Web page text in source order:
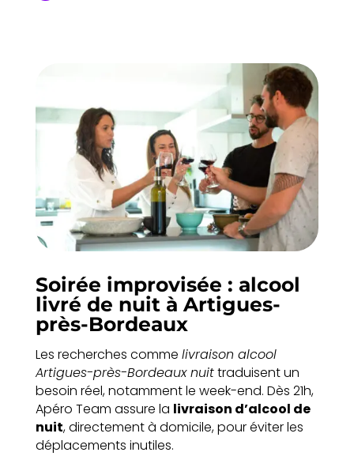
Soirée improvisée : alcool
livré de nuit à Artigues-
près-Bordeaux
Les recherches comme livraison alcool
Artigues-près-Bordeaux nuittraduisent un
besoin réel, notamment le week-end. Dès 21h,
Apéro Team assure la livraison d’alcool de
nuit, directement à domicile, pour éviter les
déplacements inutiles.